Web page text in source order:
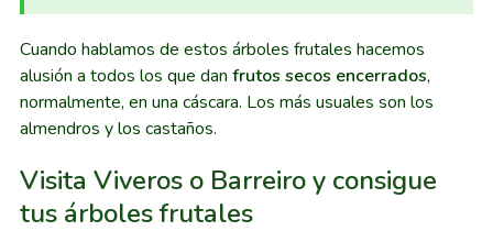
Cuando hablamos de estos árboles frutales hacemos
alusión a todos los que dan frutos secos encerrados,
normalmente, en una cáscara. Los más usuales son los
almendros y los castaños.
Visita Viveros o Barreiro y consigue
tus árboles frutales